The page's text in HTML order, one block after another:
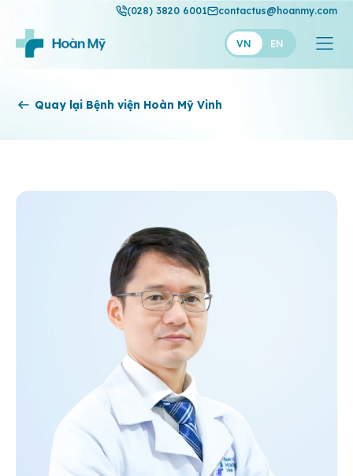
(028) 3820 6001 contactus@hoanmy.com
VN EN
Hoàn Mỹ
Thuận Mỹ
Quay lại Bệnh viện Hoàn Mỹ Vinh